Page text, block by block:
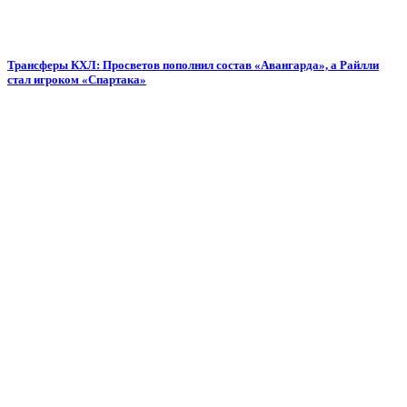
Трансферы КХЛ: Просветов пополнил состав «Авангарда», а Райлли
стал игроком «Спартака»